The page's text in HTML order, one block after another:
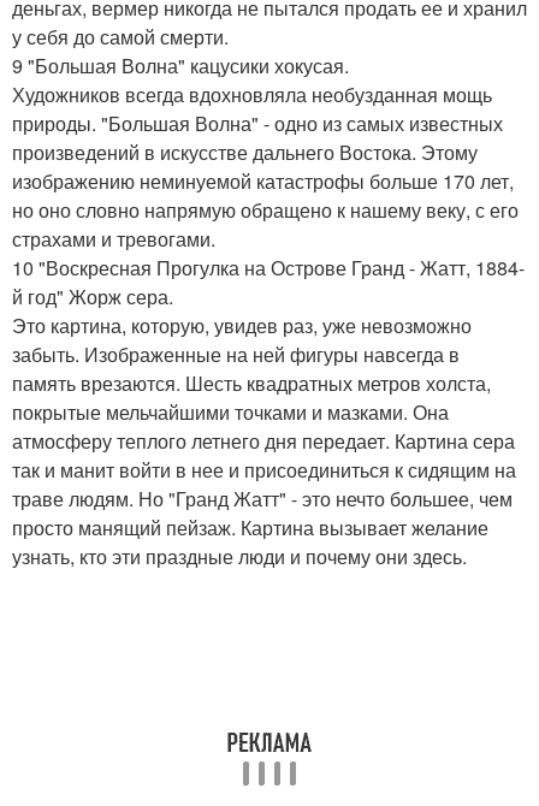
деньгах, вермер никогда не пытался продать ее и хранил
у себя до самой смерти.
9 "Большая Волна" кацусики хокусая.
Художников всегда вдохновляла необузданная мощь
природы. "Большая Волна" - одно из самых известных
произведений в искусстве дальнего Востока. Этому
изображению неминуемой катастрофы больше 170 лет,
но оно словно напрямую обращено к нашему веку, с его
страхами и тревогами.
10 "Воскресная Прогулка на Острове Гранд - Жатт, 1884-
й год" Жорж сера.
Это картина, которую, увидев раз, уже невозможно
забыть. Изображенные на ней фигуры навсегда в
память врезаются. Шесть квадратных метров холста,
покрытые мельчайшими точками и мазками. Она
атмосферу теплого летнего дня передает. Картина сера
так и манит войти в нее и присоединиться к сидящим на
траве людям. Но "Гранд Жатт" - это нечто большее, чем
просто манящий пейзаж. Картина вызывает желание
узнать, кто эти праздные люди и почему они здесь.